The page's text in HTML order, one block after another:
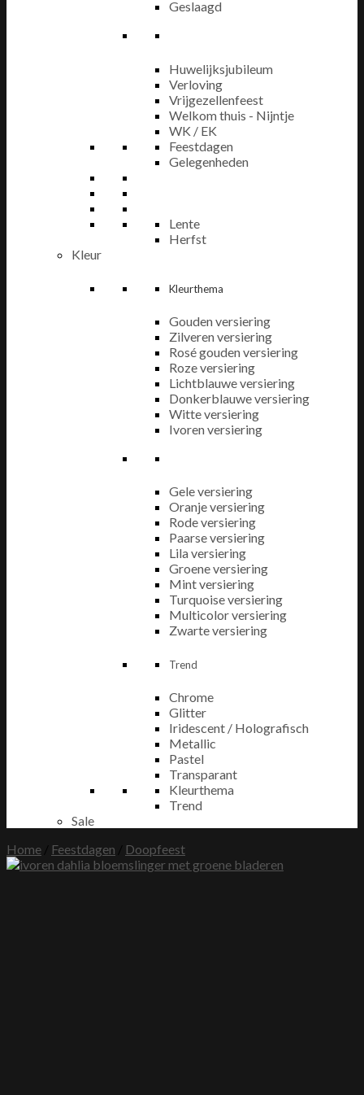
Geslaagd
Huwelijksjubileum
Verloving
Vrijgezellenfeest
Welkom thuis - Nijntje
WK / EK
Feestdagen
Gelegenheden
Lente
Herfst
Kleur
Kleurthema
Gouden versiering
Zilveren versiering
Rosé gouden versiering
Roze versiering
Lichtblauwe versiering
Donkerblauwe versiering
Witte versiering
Ivoren versiering
Gele versiering
Oranje versiering
Rode versiering
Paarse versiering
Lila versiering
Groene versiering
Mint versiering
Turquoise versiering
Multicolor versiering
Zwarte versiering
Trend
Chrome
Glitter
Iridescent / Holografisch
Metallic
Pastel
Transparant
Kleurthema
Trend
Sale
Home
Feestdagen Doopfeest